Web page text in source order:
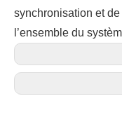
synchronisation et
l’ensemble du